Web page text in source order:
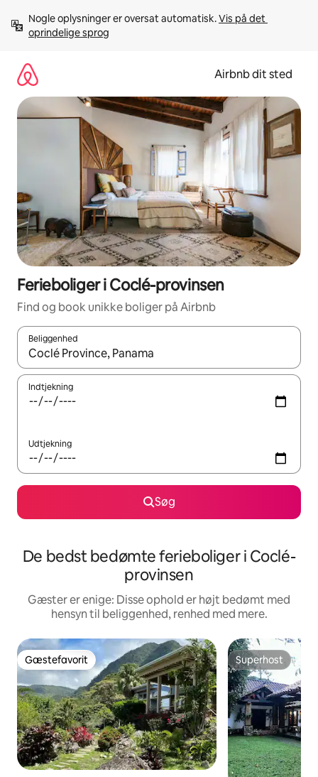
videre
Nogle oplysninger er oversat automatisk. Vis på det
oprindelige sprog
Airbnb dit sted
Ferieboliger i Coclé-provinsen
Find og book unikke boliger på Airbnb
Beliggenhed
Når resultaterne er tilgængelige, skal du navigere med
Indtjekning
Udtjekning
Søg
De bedst bedømte ferieboliger i Coclé-
provinsen
Gæster er enige: Disse ophold er højt bedømt med
hensyn til beliggenhed, renhed med mere.
Gæstefavorit
Gæstefavorit Superhost
Superhost